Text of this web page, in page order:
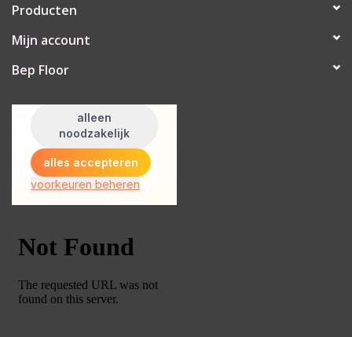
Producten
Mijn account
Bep Floor